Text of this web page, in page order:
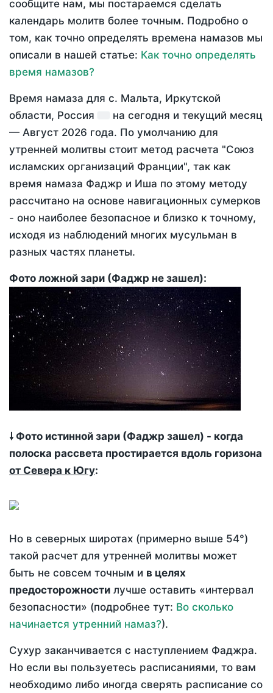
сообщите нам, мы постараемся сделать
календарь молитв более точным. Подробно о
том, как точно определять времена намазов мы
описали в нашей статье: Как точно определять
время намазов?
Время намаза для с. Мальта, Иркутской
области, Россия
на сегодня и текущий месяц
— Август 2026 года. По умолчанию для
утренней молитвы стоит метод расчета "Союз
исламских организаций Франции", так как
время намаза Фаджр и Иша по этому методу
рассчитано на основе навигационных сумерков
- оно наиболее безопасное и близко к точному,
исходя из наблюдений многих мусульман в
разных частях планеты.
Фото ложной зари (Фаджр не зашел):
🠗 Фото истинной зари (Фаджр зашел) - когда
полоска рассвета простирается вдоль горизона
от Севера к Югу:
Но в северных широтах (примерно выше 54°)
такой расчет для утренней молитвы может
быть не совсем точным и в целях
предосторожности лучше оставить «интервал
безопасности» (подробнее тут: Во сколько
начинается утренний намаз?).
Сухур заканчивается с наступлением Фаджра.
Но если вы пользуетесь расписаниями, то вам
необходимо либо иногда сверять расписание со